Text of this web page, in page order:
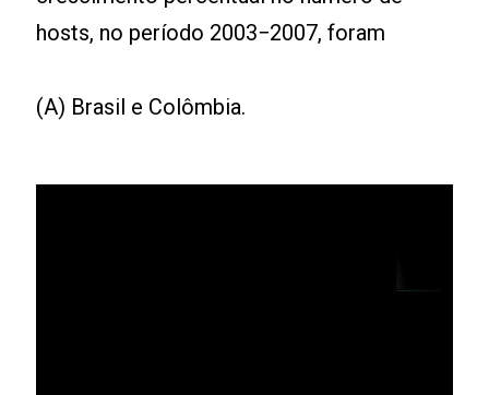
hosts, no período 2003−2007, foram
(A) Brasil e Colômbia.